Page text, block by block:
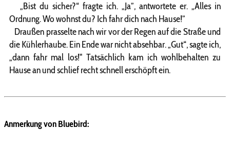
„Bist du sicher?“ fragte ich. „Ja”, antwortete er. „Alles in
Ordnung. Wo wohnst du? Ich fahr dich nach Hause!”
Draußen prasselte nach wir vor der Regen auf die Straße und
die Kühlerhaube. Ein Ende war nicht absehbar. „Gut“, sagte ich,
„dann fahr mal los!" Tatsächlich kam ich wohlbehalten zu
Hause an und schlief recht schnell erschöpft ein.
Anmerkung von Bluebird: